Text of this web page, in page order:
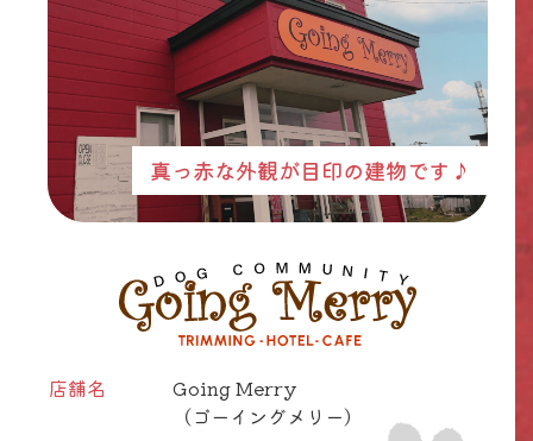
真っ赤な外観が目印の建物です♪
店舗名
Going Merry
（ゴーイングメリー）